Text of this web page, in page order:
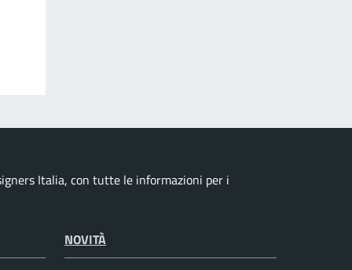
Italia, con tutte le informazioni per i
NOVITÀ